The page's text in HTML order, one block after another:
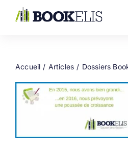
Accueil Articles Dossiers